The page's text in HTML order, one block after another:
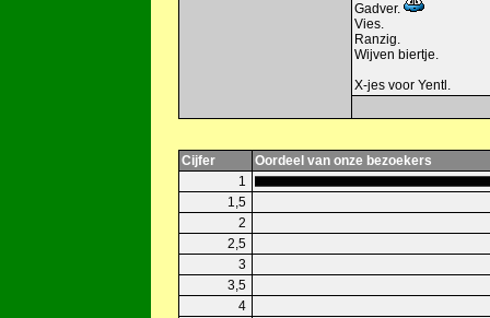
Gadver.
Vies.
Ranzig.
Wijven biertje.
X-jes voor Yentl.
Cijfer
Oordeel van onze bezoekers
1
1,5
2
2,5
3
3,5
4